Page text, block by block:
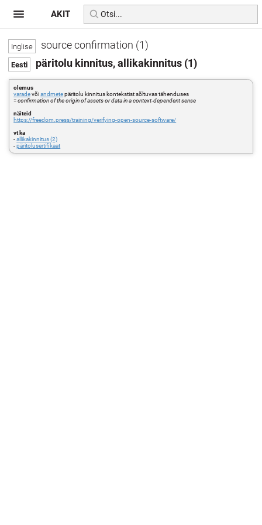
source confirmation (1)
päritolu kinnitus, allikakinnitus (1)
olemus
varadevõiandmetepäritolu kinnitus kontekstist sõltuvas tähenduses
=confirmation of the origin of assets or data in a context-dependent sense
näiteid
https://freedom.press/training/verifying-open-source-software/
vt ka
-allikakinnitus (2)
-päritolusertifikaat
AKIT